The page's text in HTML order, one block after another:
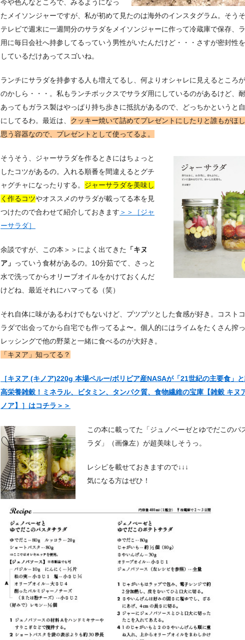
今や色んなところで、みるようになっ
たメイソンジャーですが、私が初めて見たのは海外のインスタグラム。そう
テレビで週末に一週間分のサラダをメイソンジャーに作って冷蔵庫で保存、
用に毎日会社へ持参してるっていう男性がいたんだけど・・・さすが密封性
しているだけあってスゴいね。
ランチにサラダを持参する人も増えてるし、何よりオシャレに見えるところ
のかしら・・・。私もランチボックスでサラダ用にしているのがあるけど、
あってもガラス製はやっぱり持ち歩きに抵抗があるので、どっちかというと
にしてるわ。最近は、 クッキー焼いて詰めてプレゼントにしたりと誰もがほ
思う容器なので、プレゼントとして使ってるよ。
そうそう、ジャーサラダを作るときにはちょっと
したコツがあるの。入れる順番を間違えるとグチ
ャグチャになったりする。 ジャーサラダを美味し
く作るコツやオススメのサラダが載ってる本を見
つけたので合わせて紹介しておきます ＞＞［ジャ
ーサラダ］
余談ですが、この本＞＞によく出てきた 「キヌ
ア」 っていう食材があるの。10分茹でて、さっと
水で洗ってからオリーブオイルをかけておくんだ
けどね、最近それにハマってる（笑）
それ自体に味があるわけでもないけど、プツプツとした食感が好き。コスト
ラダで出会ってから自宅でも作ってるよ〜。個人的にはライムをたくさん搾
レッシングで他の野菜と一緒に食べるのが大好き。
「キヌア」知ってる？
［キヌア (キノア)220g 本場ペルー/ボリビア産NASAが「21世紀の主要食」
高栄養雑穀！ミネラル、ビタミン、タンパク質、食物繊維の宝庫【雑穀 キヌ
ノア】］はコチラ＞＞
この本に載ってた「ジュノベーゼとゆでだこのパ
ラダ」（画像左）が超美味しそうっ。
レシピを載せておきますので↓↓↓
気になる方はぜひ！